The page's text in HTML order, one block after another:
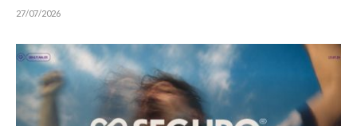
27/07/2026